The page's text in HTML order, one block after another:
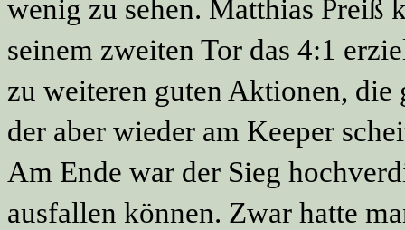
wenig zu sehen. Matthias Preiß
seinem zweiten Tor das 4:1
zu weiteren guten Aktionen, die
der aber wieder am Keeper
Am Ende war der Sieg
ausfallen können. Zwar hatte